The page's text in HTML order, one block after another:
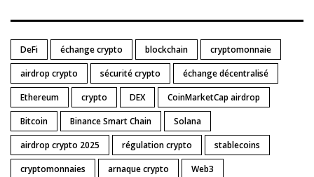
DeFi échange crypto blockchain
cryptomonnaie
airdrop crypto
sécurité crypto
échange décentralisé
Ethereum
crypto DEX
CoinMarketCap airdrop
Bitcoin
Binance Smart Chain
Solana
airdrop crypto 2025
régulation crypto
stablecoins
cryptomonnaies
arnaque crypto Web3